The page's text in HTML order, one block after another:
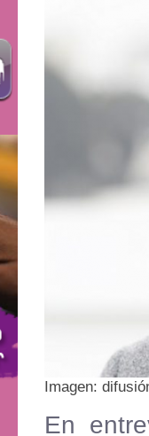
Imagen:
En